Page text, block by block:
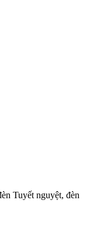
Tuyết nguyệt, đèn